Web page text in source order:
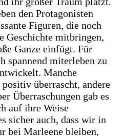
den Protagonisten
Figuren, die noch
Geschichte mitbringen,
Ganze einfügt. Für
spannend miterleben zu
Manche
überrascht, andere
Überraschungen gab es
auf ihre Weise
sicher auch, dass wir in
bei Marleene bleiben,